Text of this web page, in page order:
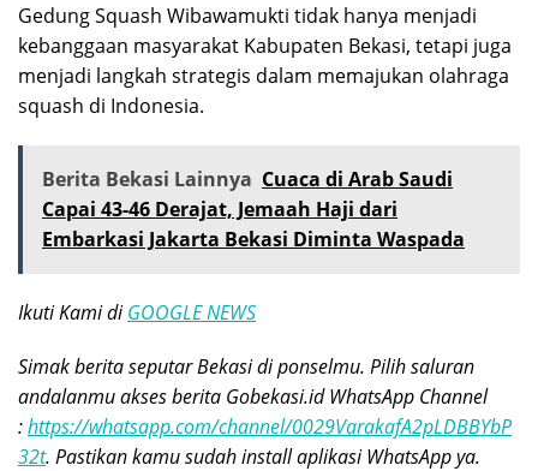
Gedung Squash Wibawamukti tidak hanya menjadi
kebanggaan masyarakat Kabupaten Bekasi, tetapi juga
menjadi langkah strategis dalam memajukan olahraga
squash di Indonesia.
Berita Bekasi Lainnya Cuaca di Arab Saudi
Capai 43-46 Derajat, Jemaah Haji dari
Embarkasi Jakarta Bekasi Diminta Waspada
Ikuti Kami diGOOGLE NEWS
Simak berita seputar Bekasi di ponselmu. Pilih saluran
andalanmu akses berita Gobekasi.id WhatsApp Channel
:https://whatsapp.com/channel/0029VarakafA2pLDBBYbP
32t. Pastikan kamu sudah install aplikasi WhatsApp ya.